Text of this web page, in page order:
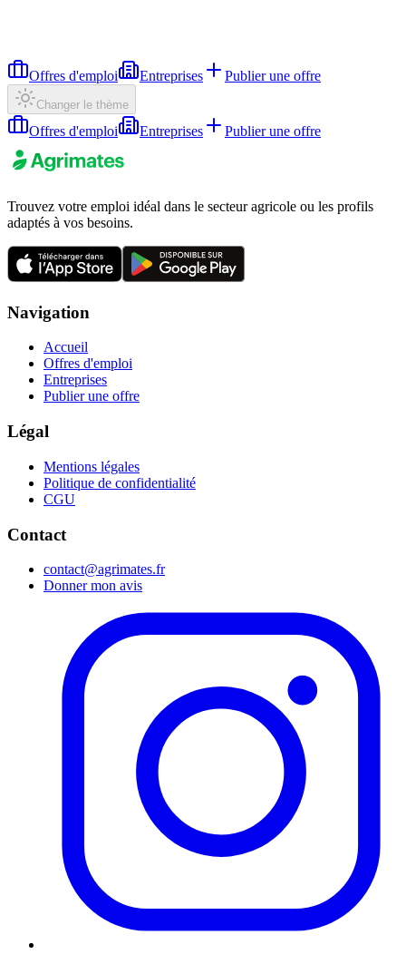
Offres d'emploi Entreprises Publier une offre
Changer le thème
Offres d'emploi Entreprises Publier une offre
Trouvez votre emploi idéal dans le secteur agricole ou les profils
adaptés à vos besoins.
Navigation
Accueil
Offres d'emploi
Entreprises
Publier une offre
Légal
Mentions légales
Politique de confidentialité
CGU
Contact
contact@agrimates.fr
Donner mon avis